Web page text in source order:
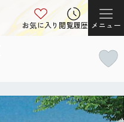
お気に入り閲覧履歴 メニュー